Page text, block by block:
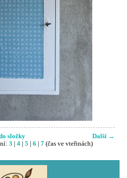
Další →
složky
3 4| 5 6 7(čas ve vteřinách)